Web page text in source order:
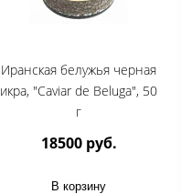
Иранская белужья черная
икра, "Caviar de Beluga", 50
г
18500 руб.
В корзину